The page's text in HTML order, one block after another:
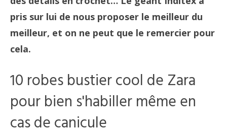
pris sur lui de nous proposer le meilleur du
meilleur, et on ne peut que le remercier pour
cela.
10 robes bustier cool de Zara
pour bien s'habiller même en
cas de canicule